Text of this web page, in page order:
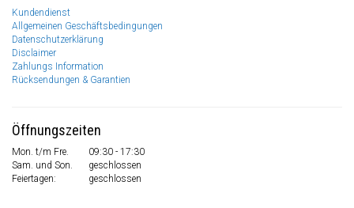
Kundendienst
Allgemeinen Geschäftsbedingungen
Datenschutzerklärung
Disclaimer
Zahlungs Information
Rücksendungen & Garantien
Öffnungszeiten
Mon. t/m Fre.
09:30 - 17:30
Sam. und Son.
geschlossen
Feiertagen:
geschlossen